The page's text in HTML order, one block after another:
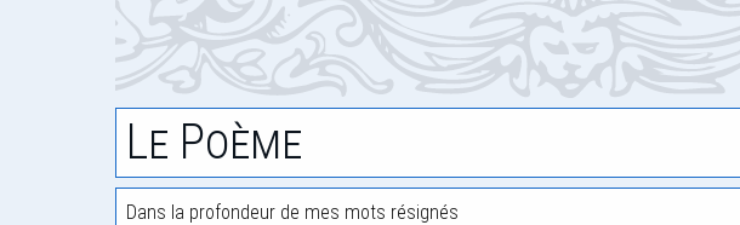
Le Poème
Dans la profondeur de mes mots résignés